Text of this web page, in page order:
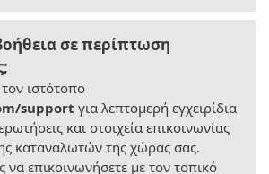
σε περίπτωση
ιστότοπο
support για λεπτομερή εγχειρίδια
και στοιχεία επικοινωνίας
καταναλωτών της χώρας σας.
να επικοινωνήσετε με τον τοπικό